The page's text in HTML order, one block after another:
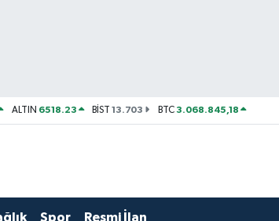
ALTIN 6518.23 BİST13.703 BTC3.068.845,18
Spor Resmi İlan